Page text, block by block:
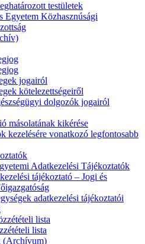
testületek
Egyetem Közhasznúsági
jogairól
kötelezettségeiről
dolgozók jogairól
másolatának kikérése
kezelésére vonatkozó legfontosabb
Adatkezelési Tájékoztatók
tájékoztató – Jogi és
adatkezelési tájékoztatói
lista
lista
(Archívum)